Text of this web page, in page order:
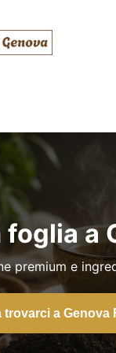
a
premium e
trovarci a Genova